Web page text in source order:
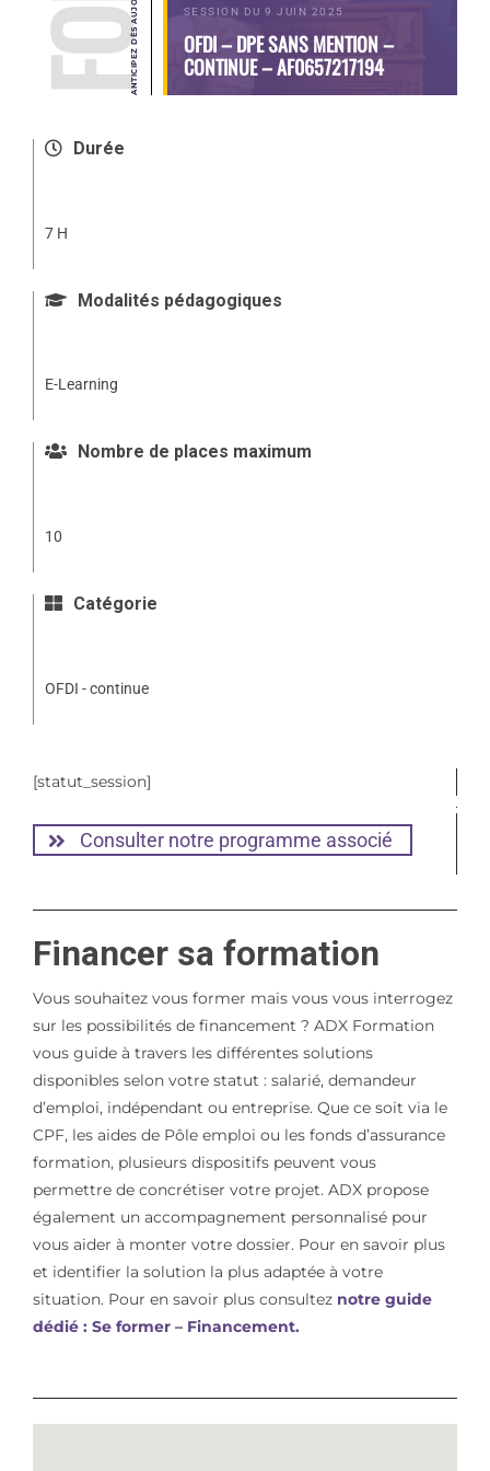
SESSION DU 9 JUIN 2025
OFDI – DPE SANS MENTION –
CONTINUE – AF0657217194
Durée
7 H
Modalités pédagogiques
E-Learning
Nombre de places maximum
10
Catégorie
OFDI - continue
[statut_session]
Consulter notre programme associé
Financer sa formation
Vous souhaitez vous former mais vous vous interrogez
sur les possibilités de financement ? ADX Formation
vous guide à travers les différentes solutions
disponibles selon votre statut : salarié, demandeur
d’emploi, indépendant ou entreprise. Que ce soit via le
CPF, les aides de Pôle emploi ou les fonds d’assurance
formation, plusieurs dispositifs peuvent vous
permettre de concrétiser votre projet. ADX propose
également un accompagnement personnalisé pour
vous aider à monter votre dossier. Pour en savoir plus
et identifier la solution la plus adaptée à votre
situation. Pour en savoir plus consulteznotre guide
dédié : Se former – Financement.